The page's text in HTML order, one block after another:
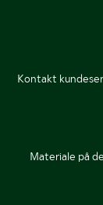
Kontakt
Materiale på